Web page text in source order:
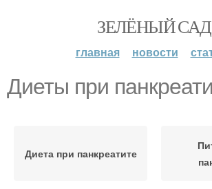
ЗЕЛЁНЫЙ САД
главная новости
Диеты при
Диета при панкреатите